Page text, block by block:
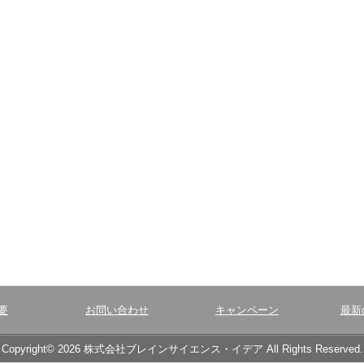
お問い合わせ キャンペーン 最新
Copyright© 2026 株式会社ブレインサイエンス・イデア All Rights Reserved.